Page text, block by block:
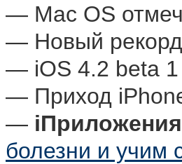
— Mac OS
— Новый рекорд
— iOS 4.2 beta 1
— Приход
—
болезни и учим